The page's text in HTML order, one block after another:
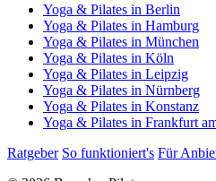
Yoga & Pilates in Berlin
Yoga & Pilates in Hamburg
Yoga & Pilates in München
Yoga & Pilates in Köln
Yoga & Pilates in Leipzig
Yoga & Pilates in Nürnberg
Yoga & Pilates in Konstanz
Yoga & Pilates in Frankfurt
Ratgeber So funktioniert's Für